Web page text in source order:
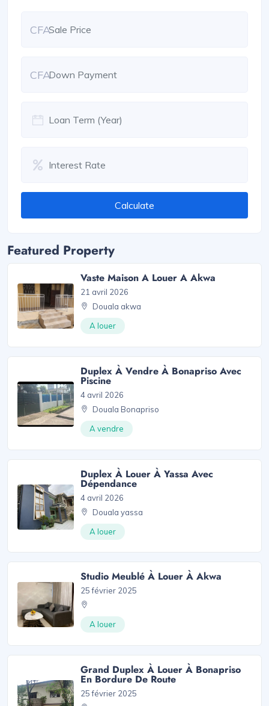
CFA
CFA
Calculate
Featured Property
Vaste Maison A Louer A Akwa
21 avril 2026
Douala akwa
A louer
Duplex À Vendre À Bonapriso Avec
Piscine
4 avril 2026
Douala Bonapriso
A vendre
Duplex À Louer À Yassa Avec
Dépendance
4 avril 2026
Douala yassa
A louer
Studio Meublé À Louer À Akwa
25 février 2025
A louer
Grand Duplex À Louer À Bonapriso
En Bordure De Route
25 février 2025